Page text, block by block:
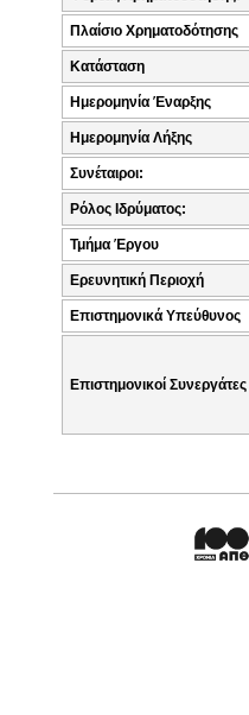
Πλαίσιο Χρηματοδότησης
Κατάσταση
Ημερομηνία Έναρξης
Ημερομηνία Λήξης
Συνέταιροι:
Ρόλος Ιδρύματος:
Τμήμα Έργου
Ερευνητική Περιοχή
Επιστημονικά Υπεύθυνος
Επιστημονικοί Συνεργάτες